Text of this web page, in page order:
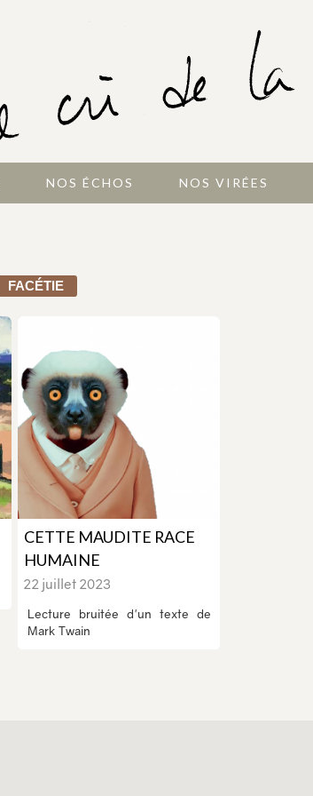
NOS ÉCHOS NOS VIRÉES
FACÉTIE
CETTE MAUDITE RACE
HUMAINE
22 juillet 2023
Lecture bruitée d'un texte de
Mark Twain